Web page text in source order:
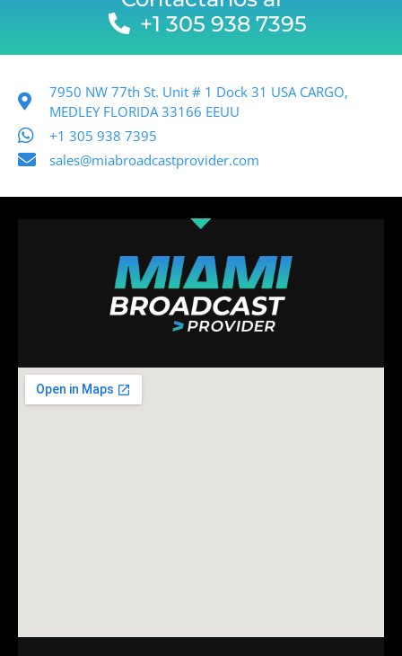
+1 305 938 7395
7950 NW 77th St. Unit # 1 Dock 31 USA CARGO,
MEDLEY FLORIDA 33166 EEUU
+1 305 938 7395
sales@miabroadcastprovider.com